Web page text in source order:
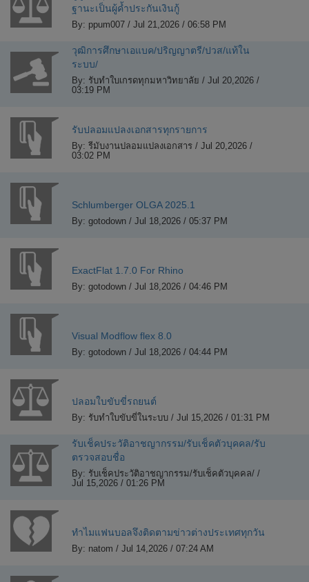
ฐานะเป็นผู้ค้ำประกันเงินกู้
By: ppum007 / Jul 21,2026 / 06:58 PM
วุฒิการศึกษาเอแบค/ปริญญาตรี/ปวส/แท้ใน
ระบบ/
By: รับทำใบเกรดทุกมหาวิทยาลัย / Jul 20,2026 /
03:19 PM
รับปลอมแปลงเอกสารทุกรายการ
By: รีมับงานปลอมแปลงเอกสาร / Jul 20,2026 /
03:02 PM
Schlumberger OLGA 2025.1
By: gotodown / Jul 18,2026 / 05:37 PM
ExactFlat 1.7.0 For Rhino
By: gotodown / Jul 18,2026 / 04:46 PM
Visual Modflow flex 8.0
By: gotodown / Jul 18,2026 / 04:44 PM
ปลอมใบขับขี่รถยนต์
By: รับทำใบขับขี่ในระบบ / Jul 15,2026 / 01:31 PM
รับเช็คประวัติอาชญากรรม/รับเช็คตัวบุคคล/รับ
ตรวจสอบชื่อ
By: รับเช็คประวัติอาชญากรรม/รับเช็คตัวบุคคล/ /
Jul 15,2026 / 01:26 PM
ทำไมแฟนบอลจึงติดตามข่าวต่างประเทศทุกวัน
By: natom / Jul 14,2026 / 07:24 AM